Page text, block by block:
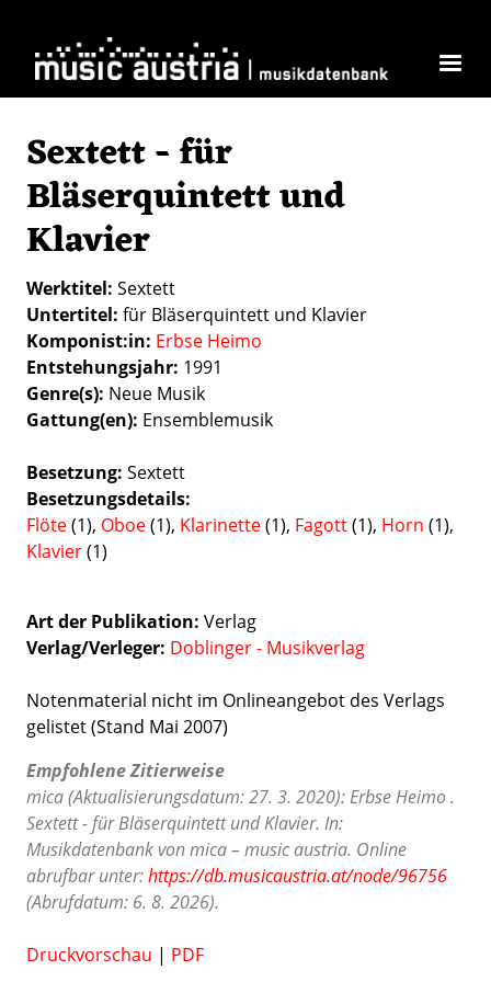
Sextett - für
Bläserquintett und
Klavier
Werktitel Sextett
Untertitel für Bläserquintett und Klavier
Komponist:in Erbse Heimo
Entstehungsjahr 1991
Genre(s) Neue Musik
Gattung(en) Ensemblemusik
Besetzung Sextett
Besetzungsdetails
Flöte(1), Oboe(1), Klarinette(1), Fagott(1), Horn (1),
Klavier(1)
Art der Publikation Verlag
Verlag/Verleger Doblinger - Musikverlag
Notenmaterial nicht im Onlineangebot des Verlags
gelistet (Stand Mai 2007)
Empfohlene Zitierweise
mica (Aktualisierungsdatum: 27. 3. 2020): Erbse Heimo .
Sextett - für Bläserquintett und Klavier. In:
Musikdatenbank von mica – music austria. Online
abrufbar unter:https://db.musicaustria.at/node/96756
(Abrufdatum: 6. 8. 2026).
Druckvorschau | PDF